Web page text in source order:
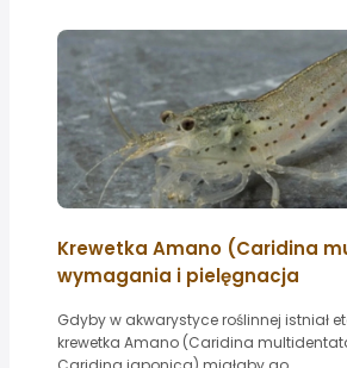
Krewetka Amano (Caridina
wymagania i pielęgnacja
Gdyby w akwarystyce roślinnej istniał
krewetka Amano (Caridina